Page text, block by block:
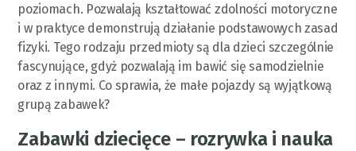
poziomach. Pozwalają kształtować zdolności motoryczne
i w praktyce demonstrują działanie podstawowych zasad
fizyki. Tego rodzaju przedmioty są dla dzieci szczególnie
fascynujące, gdyż pozwalają im bawić się samodzielnie
oraz z innymi. Co sprawia, że małe pojazdy są wyjątkową
grupą zabawek?
Zabawki dziecięce – rozrywka i nauka